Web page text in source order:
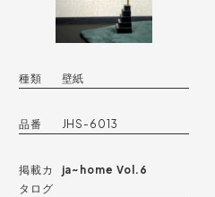
種類 壁紙
品番 JHS-6013
掲載カ
タログ
ja~home Vol.6